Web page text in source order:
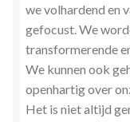
in woord en beeld
Priesteressen van
Privacybeleid
we volhardend en
gefocust. We
transformerende
We kunnen ook
openhartig over
Het is niet altijd